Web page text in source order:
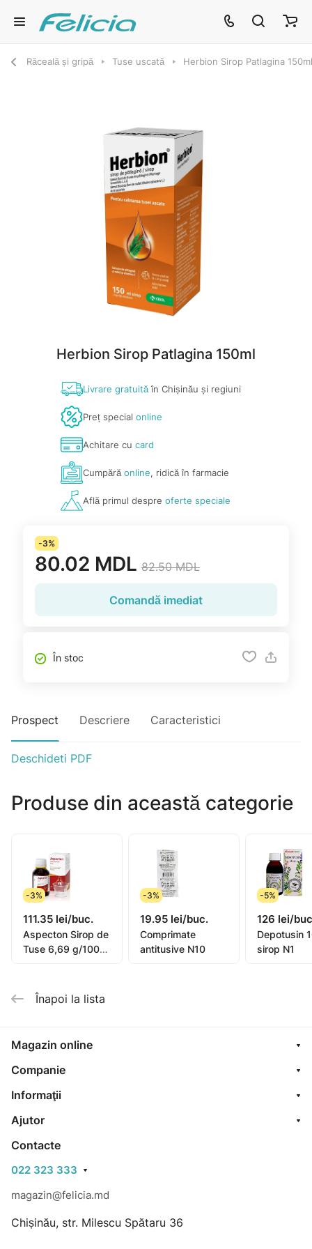
Răceală și gripă Tuse uscată Herbion Sirop Patlagina 150ml
Herbion Sirop Patlagina 150ml
Livrare gratuităîn Chișinău și regiuni
Preț special online
Achitare cu card
Cumpărăonline, ridică în farmacie
Află primul despre oferte speciale
-3%
80.02 MDL 82.50 MDL
Comandă imediat
În stoc
Prospect Descriere Caracteristici
Deschideti PDF
Produse din această categorie
-3%
111.35 lei/buc.
Aspecton Sirop de
Tuse 6,69 g/100ml
-3%
19.95 lei/buc.
Comprimate
antitusive N10
-5%
126 lei/
Depotusin
sirop N1
Înapoi la lista
Magazin online
Companie
Informaţii
Ajutor
Contacte
022 323 333
magazin@felicia.md
Chișinău, str. Milescu Spătaru 36